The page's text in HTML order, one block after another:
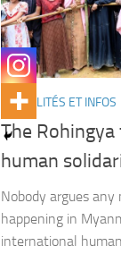
ACTUALITÉS ET INFOS
The
human
Nobody argues
happening in
international